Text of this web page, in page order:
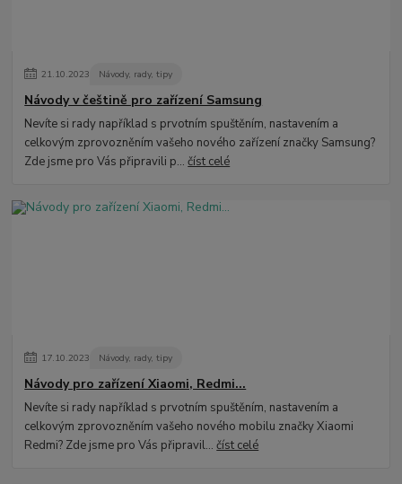
21.10.2023 Návody, rady, tipy
Návody v češtině pro zařízení Samsung
Nevíte si rady například s prvotním spuštěním, nastavením a
celkovým zprovozněním vašeho nového zařízení značky Samsung?
Zde jsme pro Vás připravili p...číst celé
17.10.2023 Návody, rady, tipy
Návody pro zařízení Xiaomi, Redmi...
Nevíte si rady například s prvotním spuštěním, nastavením a
celkovým zprovozněním vašeho nového mobilu značky Xiaomi
Redmi? Zde jsme pro Vás připravil...číst celé